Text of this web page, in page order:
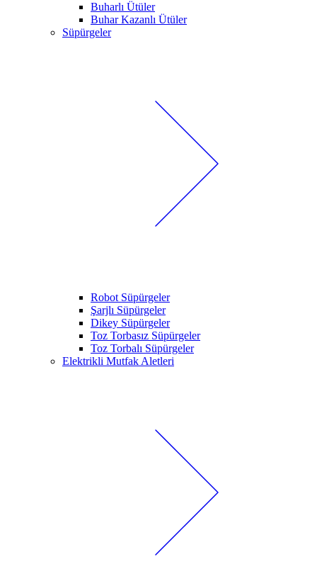
Buharlı Ütüler
Buhar Kazanlı Ütüler
Süpürgeler
Robot Süpürgeler
Şarjlı Süpürgeler
Dikey Süpürgeler
Toz Torbasız Süpürgeler
Toz Torbalı Süpürgeler
Elektrikli Mutfak Aletleri